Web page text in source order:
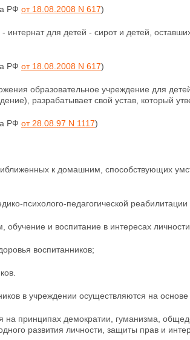
РФ от 18.08.2008 N 617)
интернат для детей - сирот и детей,
РФ от 18.08.2008 N 617)
образовательное учреждение для
разрабатывает свой устав, который
РФ от 28.08.97 N 1117)
к домашним, способствующих
психолого-педагогической реабилитации
и воспитание в интересах
воспитанников;
в учреждении осуществляются на основе
на принципах демократии, гуманизма,
развития личности, защиты прав и